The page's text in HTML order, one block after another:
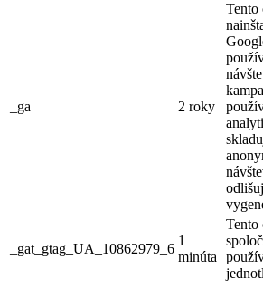
_ga 2 roky
Tento
_gat_gtag_UA_10862979_6
1
minúta
Tento